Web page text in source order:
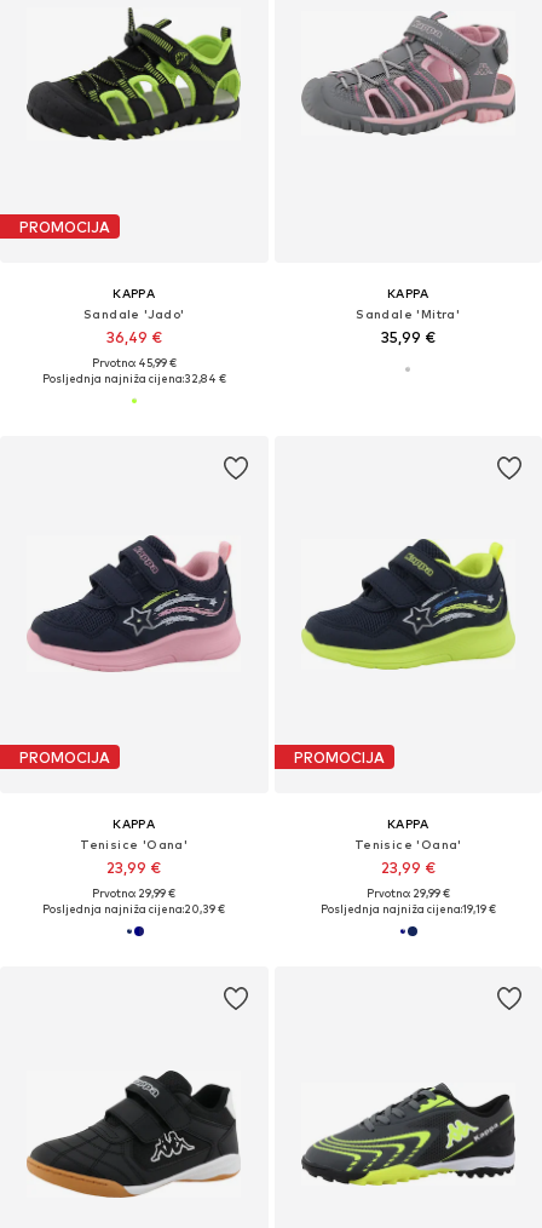
PROMOCIJA
KAPPA
Sandale 'Jado'
36,49 €
Prvotno: 45,99 €
Posljednja najniža cijena:32,84 €
KAPPA
Sandale 'Mitra'
35,99 €
PROMOCIJA
KAPPA
Tenisice 'Oana'
23,99 €
Prvotno: 29,99 €
Posljednja najniža cijena:20,39 €
PROMOCIJA
KAPPA
Tenisice 'Oana'
23,99 €
Prvotno: 29,99 €
Posljednja najniža cijena:19,19 €